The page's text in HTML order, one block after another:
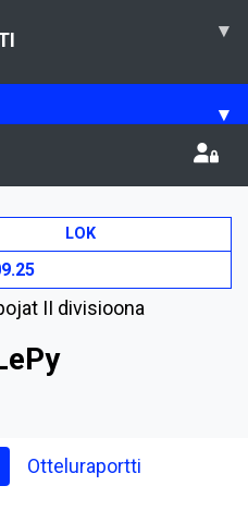
▾
▾
LOK
II divisioona
Otteluraportti